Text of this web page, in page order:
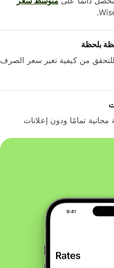
بلحظة
من كيفية تغير سعر الصرف
تمامًا ودون إعلانات